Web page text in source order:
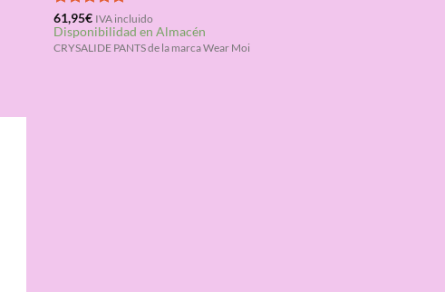
Valorado
con4.75
de 5
61,95€ IVA incluido
Disponibilidad en Almacén
CRYSALIDE PANTS de la marca Wear Moi